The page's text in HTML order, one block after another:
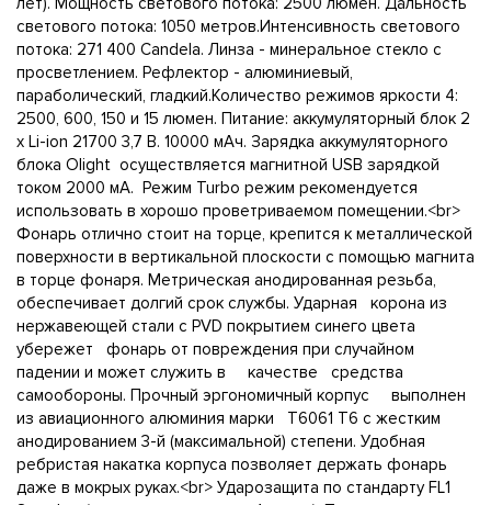
светового потока: 1050 метров.Интенсивность светового
потока: 271 400 Candela. Линза - минеральное стекло с
просветлением. Рефлектор - алюминиевый,
параболический, гладкий.Количество режимов яркости 4:
2500, 600, 150 и 15 люмен. Питание: аккумуляторный блок 2
x Li-ion 21700 3,7 В. 10000 мАч. Зарядка аккумуляторного
блока Olight осуществляется магнитной USB зарядкой
током 2000 мА. Режим Turbo режим рекомендуется
использовать в хорошо проветриваемом помещении.<br>
Фонарь отлично стоит на торце, крепится к металлической
поверхности в вертикальной плоскости с помощью магнита
в торце фонаря. Метрическая анодированная резьба,
обеспечивает долгий срок службы. Ударная корона из
нержавеющей стали c PVD покрытием синего цвета
убережет фонарь от повреждения при случайном
падении и может служить в качестве средства
самообороны. Прочный эргономичный корпус выполнен
из авиационного алюминия марки Т6061 T6 с жестким
анодированием 3-й (максимальной) степени. Удобная
ребристая накатка корпуса позволяет держать фонарь
даже в мокрых руках.<br> Ударозащита по стандарту FL1